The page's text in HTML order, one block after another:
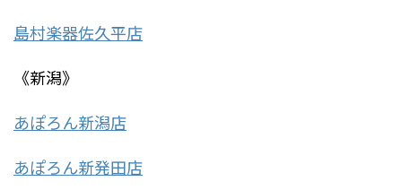
島村楽器佐久平店
《新潟》
あぽろん新潟店
あぽろん新発田店